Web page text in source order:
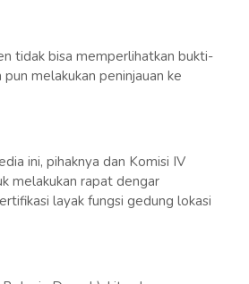
tidak bisa memperlihatkan bukti-
melakukan peninjauan ke
ini, pihaknya dan Komisi IV
melakukan rapat dengar
layak fungsi gedung lokasi